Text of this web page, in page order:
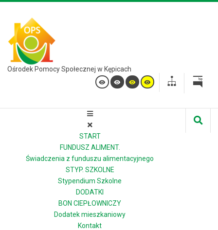
Ośrodek Pomocy Społecznej w Kępicach
START
FUNDUSZ ALIMENT.
Świadczenia z funduszu alimentacyjnego
STYP. SZKOLNE
Stypendium Szkolne
DODATKI
BON CIEPŁOWNICZY
Dodatek mieszkaniowy
Kontakt